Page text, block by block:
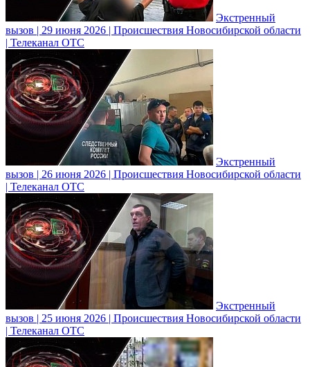
Экстренный
вызов | 29 июня 2026 | Происшествия Новосибирской области
| Телеканал ОТС
Экстренный
вызов | 26 июня 2026 | Происшествия Новосибирской области
| Телеканал ОТС
Экстренный
вызов | 25 июня 2026 | Происшествия Новосибирской области
| Телеканал ОТС